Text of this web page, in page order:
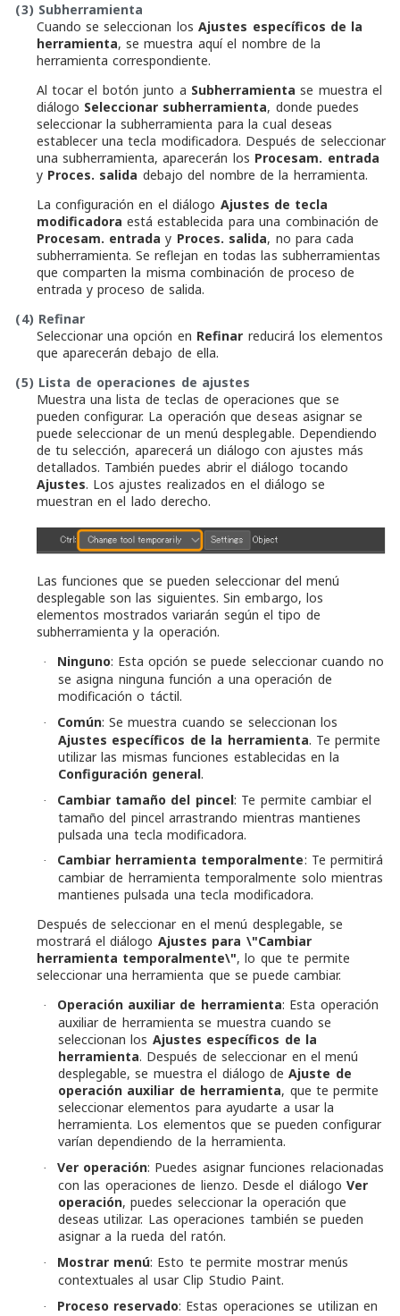
(3) Subherramienta
Cuando se seleccionan losAjustes específicos de la
herramienta, se muestra aquí el nombre de la
herramienta correspondiente.
Al tocar el botón junto a Subherramienta se muestra el
diálogo Seleccionar subherramienta, donde puedes
seleccionar la subherramienta para la cual deseas
establecer una tecla modificadora. Después de seleccionar
una subherramienta, aparecerán los Procesam. entrada
y Proces. salida debajo del nombre de la herramienta.
La configuración en el diálogo Ajustes de tecla
modificadora está establecida para una combinación de
Procesam. entrada y Proces. salida, no para cada
subherramienta. Se reflejan en todas las subherramientas
que comparten la misma combinación de proceso de
entrada y proceso de salida.
(4) Refinar
Seleccionar una opción en Refinar reducirá los elementos
que aparecerán debajo de ella.
(5) Lista de operaciones de ajustes
Muestra una lista de teclas de operaciones que se
pueden configurar. La operación que deseas asignar se
puede seleccionar de un menú desplegable. Dependiendo
de tu selección, aparecerá un diálogo con ajustes más
detallados. También puedes abrir el diálogo tocando
Ajustes. Los ajustes realizados en el diálogo se
muestran en el lado derecho.
Las funciones que se pueden seleccionar del menú
desplegable son las siguientes. Sin embargo, los
elementos mostrados variarán según el tipo de
subherramienta y la operación.
· Ninguno: Esta opción se puede seleccionar cuando no
se asigna ninguna función a una operación de
modificación o táctil.
· Común: Se muestra cuando se seleccionan los
Ajustes específicos de la herramienta. Te permite
utilizar las mismas funciones establecidas en la
Configuración general.
· Cambiar tamaño del pincel: Te permite cambiar el
tamaño del pincel arrastrando mientras mantienes
pulsada una tecla modificadora.
· Cambiar herramienta temporalmente: Te permitirá
cambiar de herramienta temporalmente solo mientras
mantienes pulsada una tecla modificadora.
Después de seleccionar en el menú desplegable, se
mostrará el diálogo Ajustes para \"Cambiar
herramienta temporalmente\", lo que te permite
seleccionar una herramienta que se puede cambiar.
· Operación auxiliar de herramienta: Esta operación
auxiliar de herramienta se muestra cuando se
seleccionan los Ajustes específicos de la
herramienta. Después de seleccionar en el menú
desplegable, se muestra el diálogo deAjuste de
operación auxiliar de herramienta, que te permite
seleccionar elementos para ayudarte a usar la
herramienta. Los elementos que se pueden configurar
varían dependiendo de la herramienta.
· Ver operación: Puedes asignar funciones relacionadas
con las operaciones de lienzo. Desde el diálogoVer
operación, puedes seleccionar la operación que
deseas utilizar. Las operaciones también se pueden
asignar a la rueda del ratón.
· Mostrar menú: Esto te permite mostrar menús
contextuales al usar Clip Studio Paint.
· Proceso reservado: Estas operaciones se utilizan en